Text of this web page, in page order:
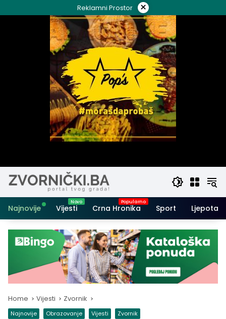
to
Reklamni Prostor ×
Najnovije Vijesti Crna Hronika Sport Ljepota i
Home Vijesti Zvornik
Najnovije Obrazovanje Vijesti Zvornik